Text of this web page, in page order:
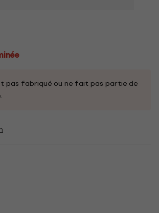
pas fabriqué ou ne fait pas partie de